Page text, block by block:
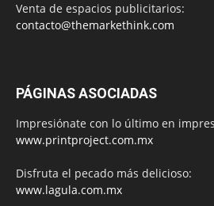
Venta de espacios publicitarios:
contacto@themarkethink.com
PÁGINAS ASOCIADAS
Impresiónate con lo último en
www.printproject.com.mx
Disfruta el pecado más delicioso:
www.lagula.com.mx